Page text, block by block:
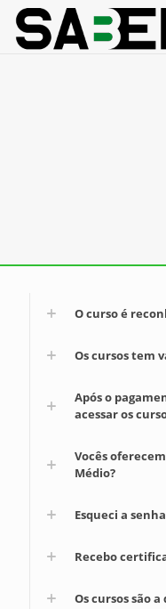
O curso é
Os cursos tem
Após o
acessar os
Vocês
Médio?
Esqueci a
Recebo
Os cursos são